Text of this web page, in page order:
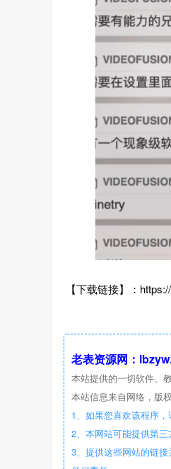
【下载链接】：
老表资源网：
本站提供的一切软件、
本站信息来自网络，版
1、如果您喜欢该程序，
2、本网站可能提供第
3、提供这些网站的链